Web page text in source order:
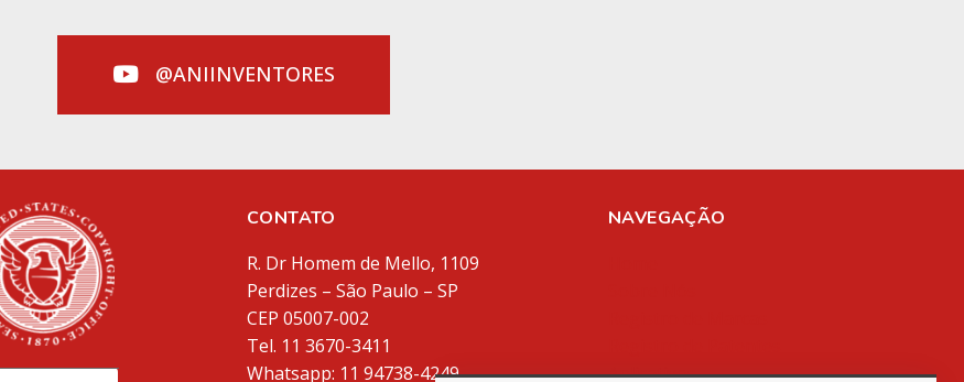
@ANIINVENTORES
CONTATO
R. Dr Homem de Mello, 1109
Perdizes – São Paulo – SP
CEP 05007-002
Tel. 11 3670-3411
Whatsapp: 11 94738-4249
NAVEGAÇÃO
Aplicativos